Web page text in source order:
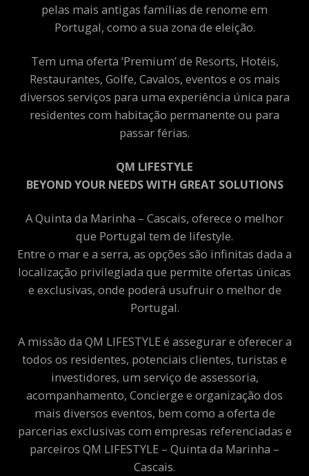
pelas mais antigas famílias de renome em
Portugal, como a sua zona de eleição.
Tem uma oferta ‘Premium’ de Resorts, Hotéis,
Restaurantes, Golfe, Cavalos, eventos e os mais
diversos serviços para uma experiência única para
residentes com habitação permanente ou para
passar férias.
QM LIFESTYLE
BEYOND YOUR NEEDS WITH GREAT SOLUTIONS
A Quinta da Marinha – Cascais, oferece o melhor
que Portugal tem de lifestyle.
Entre o mar e a serra, as opções são infinitas dada a
localização privilegiada que permite ofertas únicas
e exclusivas, onde poderá usufruir o melhor de
Portugal.
A missão da QM LIFESTYLE é assegurar e oferecer a
todos os residentes, potenciais clientes, turistas e
investidores, um serviço de assessoria,
acompanhamento, Concierge e organização dos
mais diversos eventos, bem como a oferta de
parcerias exclusivas com empresas referenciadas e
parceiros QM LIFESTYLE – Quinta da Marinha –
Cascais.